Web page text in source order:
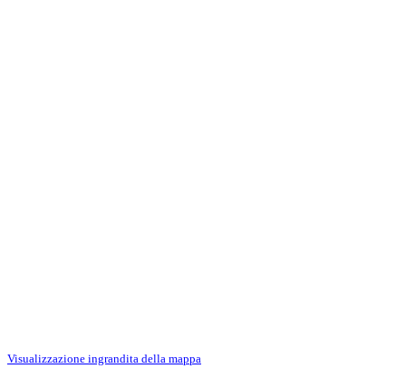
Visualizzazione ingrandita della mappa